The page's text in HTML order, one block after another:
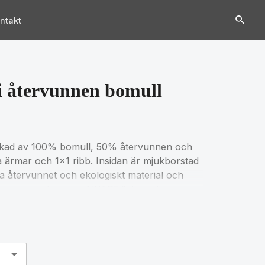
bomull
av 100% bomull, 50% återvunnen och
och 1x1 ribb. Insidan är mjukborstad
återvunnet och ekologiskt material och
skanna QR-koden får du tillgång till ett
100 2303045 Centexbel-certifierad. På
färgvariationer förekomma.